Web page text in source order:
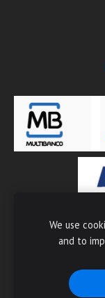
Copyright © 2026
We use
and to